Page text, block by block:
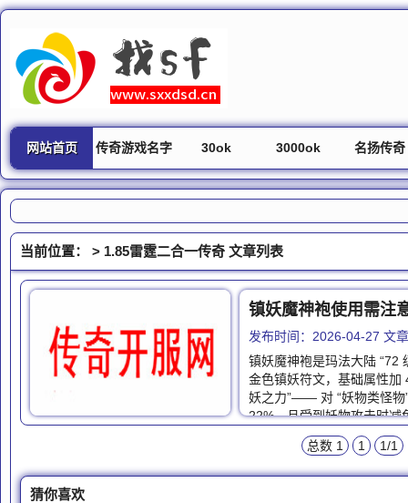
网站首页 传奇游戏名字 30ok 3000ok 名扬传奇
当前位置： > 1.85雷霆二合一传奇 文章列表
镇妖魔神袍使用需注
发布时间：2026-04-27 文
镇妖魔神袍是玛法大陆 “72
金色镇妖符文，基础属性加
妖之力”—— 对 “妖物类怪物
22%，且受到妖物攻击时
总数 1 1 1/1
猜你喜欢